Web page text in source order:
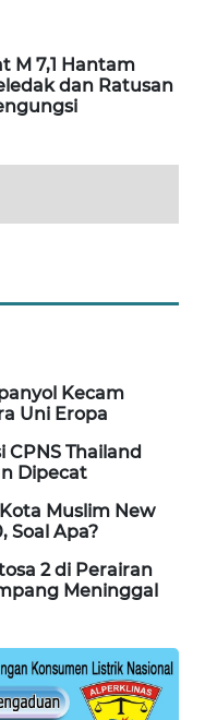
M 7,1 Hantam
dan Ratusan
Kecam
Uni Eropa
CPNS Thailand
Dipecat
Muslim New
Soal Apa?
2 di Perairan
Meninggal